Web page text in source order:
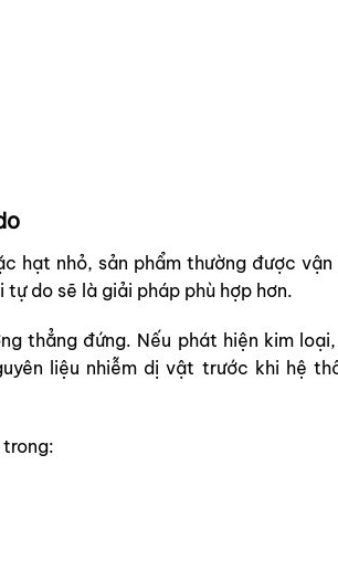
hạt nhỏ, sản phẩm thường được
do sẽ là giải pháp phù hợp hơn.
thẳng đứng. Nếu phát hiện kim
liệu nhiễm dị vật trước khi hệ
trong: